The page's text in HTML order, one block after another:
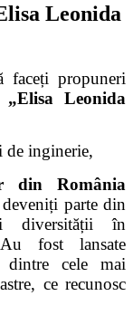
Leonida
facețipropuneri
„Elisa Leonida
de inginerie,
din România
parte din
diversității în
Au fost lansate
dintre cele mai
ce recunosc